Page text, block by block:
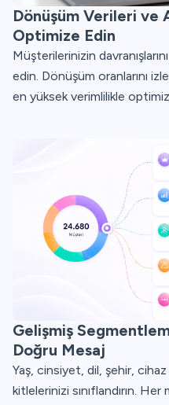
Dönüşüm Verileri ve
Optimize Edin
Müşterilerinizin
edin. Dönüşüm oranlarını
en yüksek verimlilikle
Gelişmiş
Doğru Mesaj
Yaş, cinsiyet, dil, şehir,
kitlelerinizi sınıflandırın.